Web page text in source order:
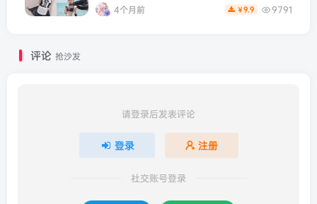
4个月前 ￥9.9 9791
评论 抢沙发
请登录后发表评论
登录 注册
社交账号登录